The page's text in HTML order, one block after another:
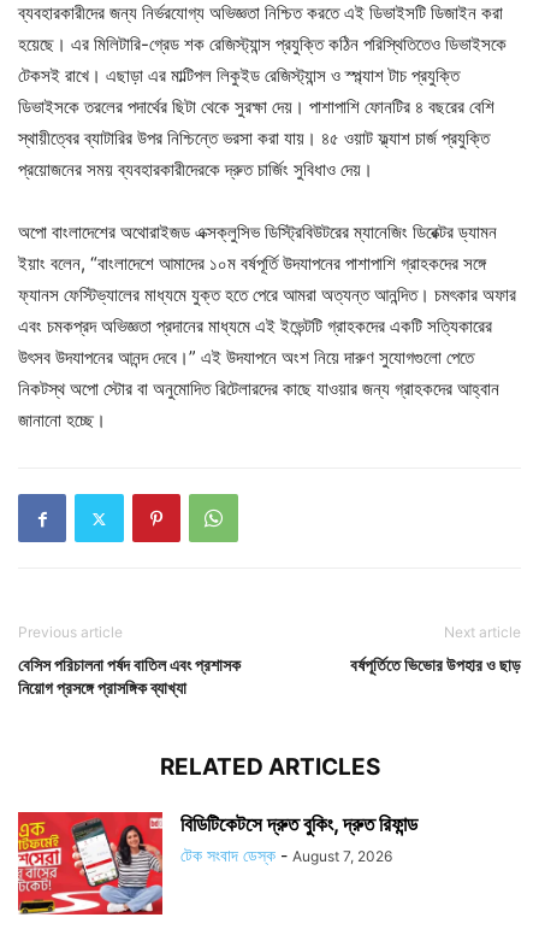
ব্যবহারকারীদের জন্য নির্ভরযোগ্য অভিজ্ঞতা নিশ্চিত করতে এই ডিভাইসটি ডিজাইন করা
হয়েছে। এর মিলিটারি-গ্রেড শক রেজিস্ট্যান্স প্রযুক্তি কঠিন পরিস্থিতিতেও ডিভাইসকে
টেকসই রাখে। এছাড়া এর মাল্টিপল লিকুইড রেজিস্ট্যান্স ও স্প্ল্যাশ টাচ প্রযুক্তি
ডিভাইসকে তরলের পদার্থের ছিটা থেকে সুরক্ষা দেয়। পাশাপাশি ফোনটির ৪ বছরের বেশি
স্থায়ীত্বের ব্যাটারির উপর নিশ্চিন্তে ভরসা করা যায়। ৪৫ ওয়াট ফ্ল্যাশ চার্জ প্রযুক্তি
প্রয়োজনের সময় ব্যবহারকারীদেরকে দ্রুত চার্জিং সুবিধাও দেয়।
অপো বাংলাদেশের অথোরাইজড এক্সক্লুসিভ ডিস্ট্রিবিউটরের ম্যানেজিং ডিরেক্টর ড্যামন
ইয়াং বলেন, “বাংলাদেশে আমাদের ১০ম বর্ষপূর্তি উদযাপনের পাশাপাশি গ্রাহকদের সঙ্গে
ফ্যানস ফেস্টিভ্যালের মাধ্যমে যুক্ত হতে পেরে আমরা অত্যন্ত আনন্দিত। চমৎকার অফার
এবং চমকপ্রদ অভিজ্ঞতা প্রদানের মাধ্যমে এই ইভেন্টটি গ্রাহকদের একটি সত্যিকারের
উৎসব উদযাপনের আনন্দ দেবে।” এই উদযাপনে অংশ নিয়ে দারুণ সুযোগগুলো পেতে
নিকটস্থ অপো স্টোর বা অনুমোদিত রিটেলারদের কাছে যাওয়ার জন্য গ্রাহকদের আহ্বান
জানানো হচ্ছে।
Previous article
বেসিস পরিচালনা পর্ষদ বাতিল এবং প্রশাসক
নিয়োগ প্রসঙ্গে প্রাসঙ্গিক ব্যাখ্যা
Next article
বর্ষপূর্তিতে ভিভোর উপহার ও ছাড়
RELATED ARTICLES
বিডিটিকেটসে দ্রুত বুকিং, দ্রুত রিফান্ড
টেক সংবাদ ডেস্ক - August 7, 2026